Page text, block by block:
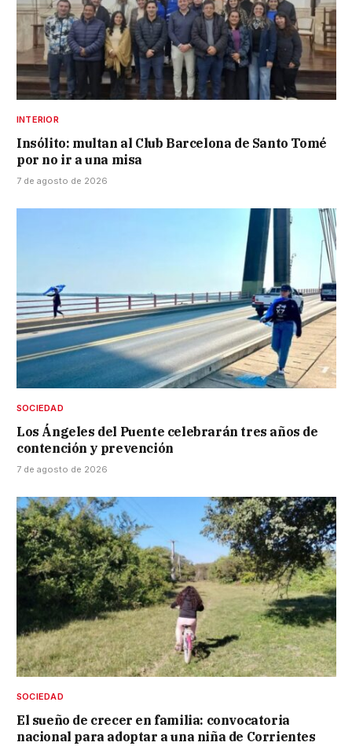
INTERIOR
Insólito: multan al Club Barcelona de Santo Tomé
por no ir a una misa
7 de agosto de 2026
SOCIEDAD
Los Ángeles del Puente celebrarán tres años de
contención y prevención
7 de agosto de 2026
SOCIEDAD
El sueño de crecer en familia: convocatoria
nacional para adoptar a una niña de Corrientes